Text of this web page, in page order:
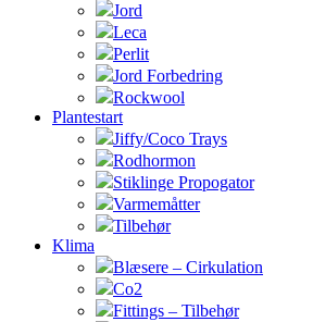
Jord
Leca
Perlit
Jord Forbedring
Rockwool
Plantestart
Jiffy/Coco Trays
Rodhormon
Stiklinge Propogator
Varmemåtter
Tilbehør
Klima
Blæsere – Cirkulation
Co2
Fittings – Tilbehør